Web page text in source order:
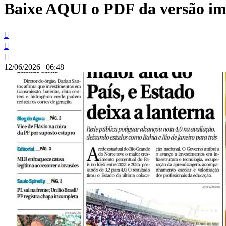
conteúdo
Baixe AQUI o PDF da versão
12/06/2026 | 06:48